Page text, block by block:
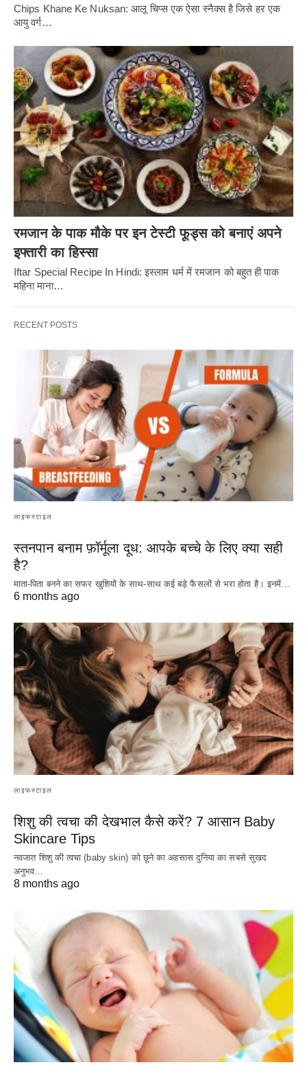
Chips Khane Ke Nuksan: आलू चिप्स एक ऐसा स्नैक्स है जिसे हर एक
आयु वर्ग…
रमजान के पाक मौके पर इन टेस्टी फूड्स को बनाएं अपने
इफ्तारी का हिस्सा
Iftar Special Recipe In Hindi: इस्लाम धर्म में रमजान को बहुत ही पाक
महिना माना…
RECENT POSTS
लाइफस्टाइल
स्तनपान बनाम फ़ॉर्मूला दूध: आपके बच्चे के लिए क्या सही
है?
माता-पिता बनने का सफर खुशियों के साथ-साथ कई बड़े फैसलों से भरा होता है। इनमें…
6 months ago
लाइफस्टाइल
शिशु की त्वचा की देखभाल कैसे करें? 7 आसान Baby
Skincare Tips
नवजात शिशु की त्वचा (baby skin) को छूने का अहसास दुनिया का सबसे सुखद
अनुभव…
8 months ago